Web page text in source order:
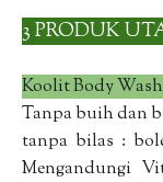
3 PRODUK
Koolit Body Wash
Tanpa buih dan
tanpa bilas :
Mengandungi